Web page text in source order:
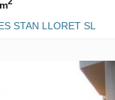
STAN LLORET SL